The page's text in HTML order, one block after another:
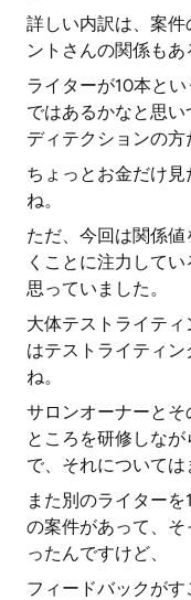
詳しい内訳は、案
ントさんの関係もあ
ライターが10本と
ではあるかなと思
ディテクションの方
ちょっとお金だけ
ね。
ただ、今回は関係
くことに注力して
思っていました。
大体テストライテ
はテストライティ
ね。
サロンオーナーとそ
ところを研修しな
で、それについては
また別のライター
の案件があって、
ったんですけど、
フィードバックが